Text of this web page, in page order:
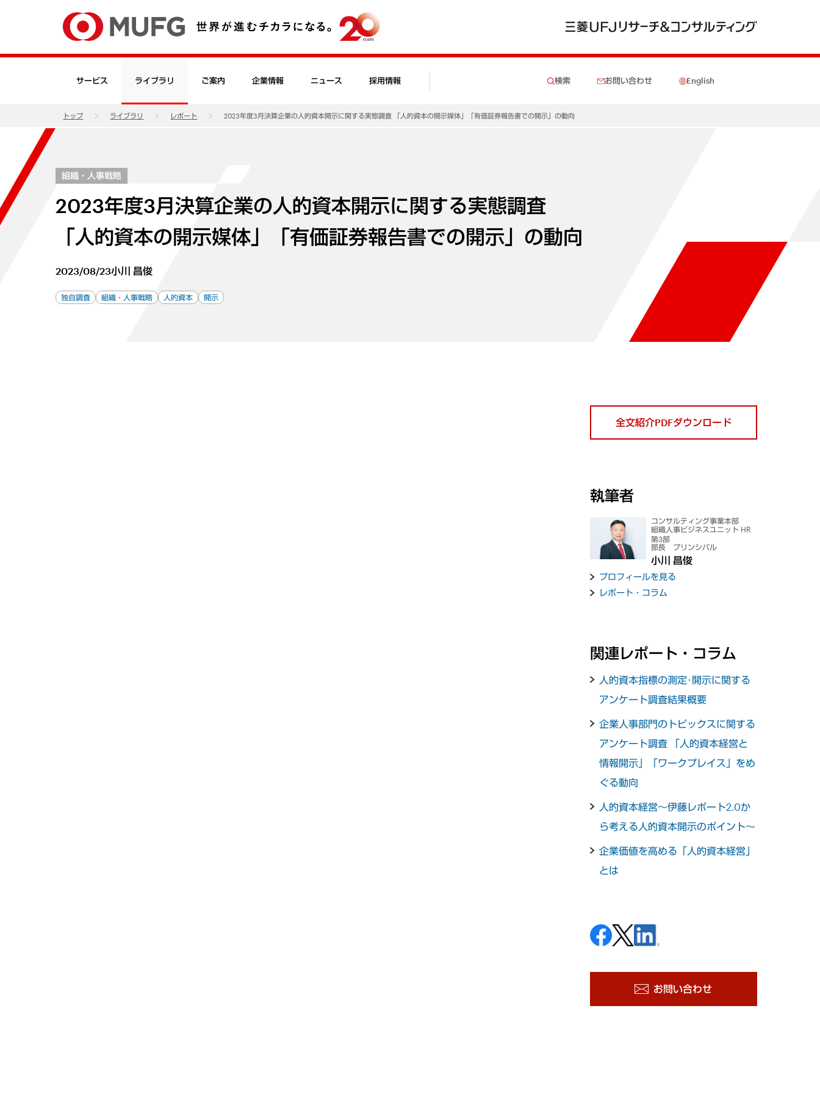
サービス ライブラリ ご案内 企業情報 ニュース 採用情報 検索 お問い合わせ English
トップ ライブラリ レポート 2023年度3月決算企業の人的資本開示に関する実態調査 「人的資本の開示媒体」「有価証券報告書での開示」の動向
組織・人事戦略
2023年度3月決算企業の人的資本開示に関する実態調査
「人的資本の開示媒体」「有価証券報告書での開示」の動向
2023/08/23小川 昌俊
独自調査 組織・人事戦略 人的資本 開示
全文紹介PDFダウンロード
執筆者
コンサルティング事業本部
組織人事ビジネスユニット HR
第3部
部長 プリンシパル
小川 昌俊
プロフィールを見る
レポート・コラム
関連レポート・コラム
人的資本指標の測定･開示に関する
アンケート調査結果概要
企業人事部門のトピックスに関する
アンケート調査 「人的資本経営と
情報開示」「ワークプレイス」をめ
ぐる動向
人的資本経営～伊藤レポート2.0か
ら考える人的資本開示のポイント～
企業価値を高める「人的資本経営」
とは
お問い合わせ